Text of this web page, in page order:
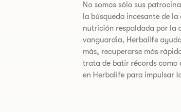
No somos sólo sus
la búsqueda incesante de
nutrición respaldada por la
vanguardia, Herbalife
más, recuperarse más
trata de batir récords como
en Herbalife para impulsar